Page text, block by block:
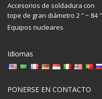
Accesorios de soldadura con
tope de gran diámetro 2 ″ ~ 84 ″
Equipos nucleares
Idiomas
PONERSE EN CONTACTO